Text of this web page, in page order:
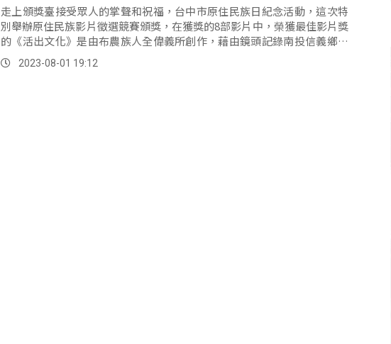
走上頒獎臺接受眾人的掌聲和祝福，台中市原住民族日紀念活動，這次特
別舉辦原住民族影片徵選競賽頒獎，在獲獎的8部影片中，榮獲最佳影片獎
的《活出文化》是由布農族人全偉義所創作，藉由鏡頭記錄南投信義鄉的
拉盟岸青年，如何透過織布、小米等方式，用行動實踐文化傳承，也反思
文化的重要性。
2023-08-01 19:12